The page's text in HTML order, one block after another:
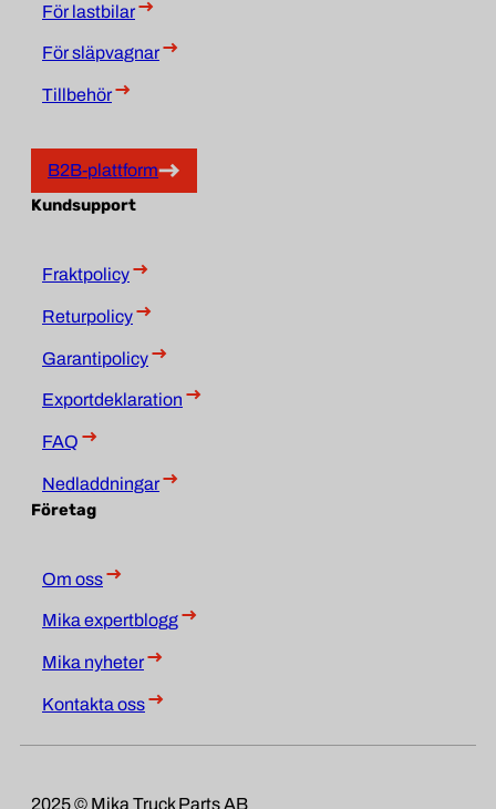
För lastbilar
För släpvagnar
Tillbehör
B2B-plattform
Kundsupport
Fraktpolicy
Returpolicy
Garantipolicy
Exportdeklaration
FAQ
Nedladdningar
Företag
Om oss
Mika expertblogg
Mika nyheter
Kontakta oss
2025 © Mika Truck Parts AB